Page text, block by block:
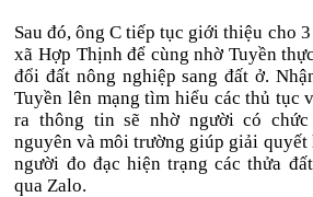
Sau đó, ông C tiếp tục giới thiệu cho
xã Hợp Thịnh để cùng nhờ Tuyền
đổi đất nông nghiệp sang đất ở.
Tuyền lên mạng tìm hiểu các thủ tục
ra thông tin sẽ nhờ người có
nguyên và môi trường giúp giải quyết
người đo đạc hiện trạng các thửa
qua Zalo.